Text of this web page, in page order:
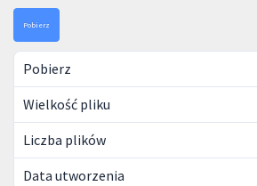
Pobierz
Pobierz
Wielkość pliku
Liczba plików
Data utworzenia